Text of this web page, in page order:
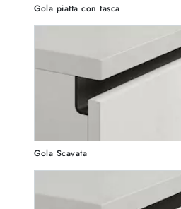
Gola piatta con tasca
Gola Scavata